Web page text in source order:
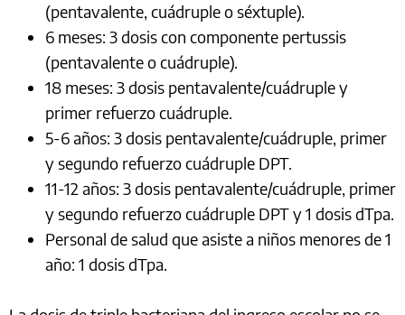
(pentavalente, cuádruple o séxtuple).
6 meses: 3 dosis con componente pertussis
(pentavalente o cuádruple).
18 meses: 3 dosis pentavalente/cuádruple y
primer refuerzo cuádruple.
5-6 años: 3 dosis pentavalente/cuádruple, primer
y segundo refuerzo cuádruple DPT.
11-12 años: 3 dosis pentavalente/cuádruple, primer
y segundo refuerzo cuádruple DPT y 1 dosis dTpa.
Personal de salud que asiste a niños menores de 1
año: 1 dosis dTpa.